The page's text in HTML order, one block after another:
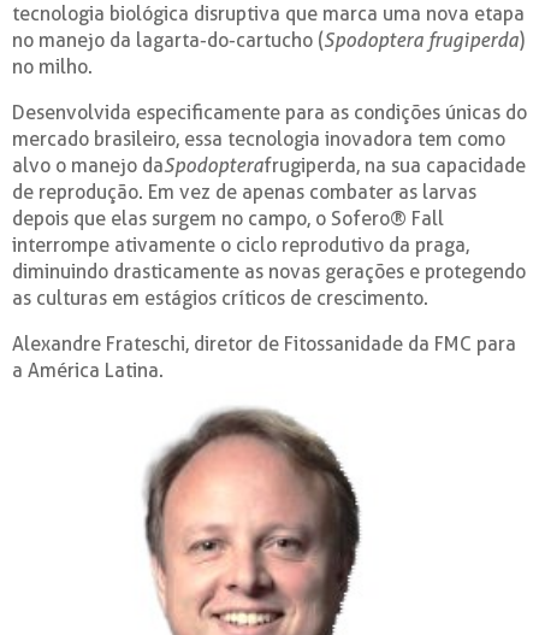
tecnologia biológica disruptiva que marca uma nova etapa
no manejo da lagarta-do-cartucho (Spodoptera frugiperda)
no milho.
Desenvolvida especificamente para as condições únicas do
mercado brasileiro, essa tecnologia inovadora tem como
alvo o manejo daSpodopterafrugiperda, na sua capacidade
de reprodução. Em vez de apenas combater as larvas
depois que elas surgem no campo, o Sofero® Fall
interrompe ativamente o ciclo reprodutivo da praga,
diminuindo drasticamente as novas gerações e protegendo
as culturas em estágios críticos de crescimento.
Alexandre Frateschi, diretor de Fitossanidade da FMC para
a América Latina.